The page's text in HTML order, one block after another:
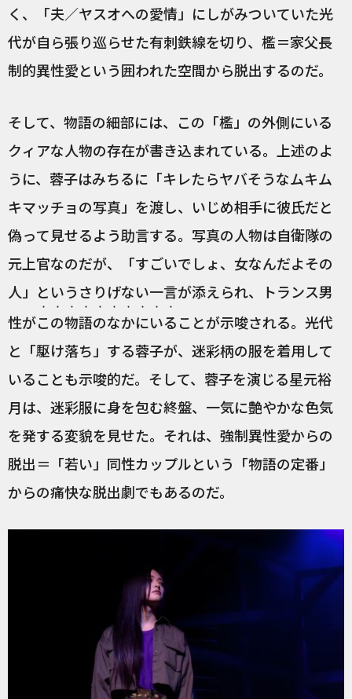
く、「夫／ヤスオへの愛情」にしがみついていた光
代が自ら張り巡らせた有刺鉄線を切り、檻＝家父長
制的異性愛という囲われた空間から脱出するのだ。
そして、物語の細部には、この「檻」の外側にいる
クィアな人物の存在が書き込まれている。上述のよ
うに、蓉子はみちるに「キレたらヤバそうなムキム
キマッチョの写真」を渡し、いじめ相手に彼氏だと
偽って見せるよう助言する。写真の人物は自衛隊の
元上官なのだが、「すごいでしょ、女なんだよその
人」というさりげない一言が添えられ、トランス男
性がこの物語のなかにいる
・・・・・・・・・・
ことが示唆される。光代
と「駆け落ち」する蓉子が、迷彩柄の服を着用して
いることも示唆的だ。そして、蓉子を演じる星元裕
月は、迷彩服に身を包む終盤、一気に艶やかな色気
を発する変貌を見せた。それは、強制異性愛からの
脱出＝「若い」同性カップルという「物語の定番」
からの痛快な脱出劇でもあるのだ。